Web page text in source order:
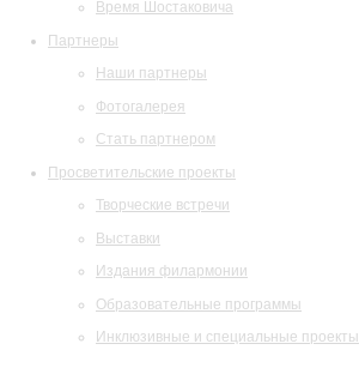
Время Шостаковича
Партнеры
Наши партнеры
Фотогалерея
Стать партнером
Просветительские проекты
Творческие встречи
Выставки
Издания филармонии
Образовательные программы
Инклюзивные и специальные проекты